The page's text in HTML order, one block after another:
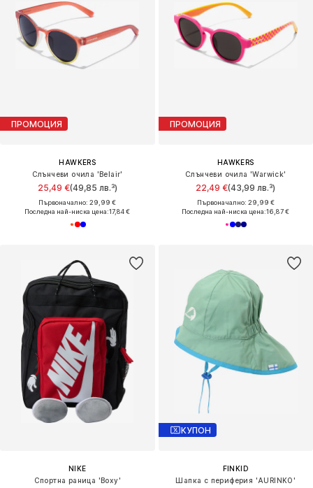
ПРОМОЦИЯ
HAWKERS
Слънчеви очила 'Belair'
25,49 €(49,85 лв.³)
Първоначално: 29,99 €
Последна най-ниска цена:17,84 €
ПРОМОЦИЯ
HAWKERS
Слънчеви очила 'Warwick'
22,49 €(43,99 лв.³)
Първоначално: 29,99 €
Последна най-ниска цена:16,87 €
NIKE
Спортна раница 'Boxy'
КУПОН
FINKID
Шапка с периферия 'AURINKO'